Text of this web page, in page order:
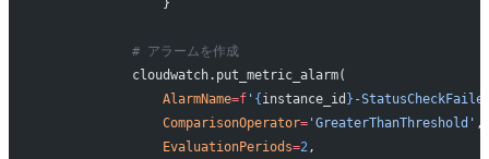
            # アラームを作成
            cloudwatch.put_metric_alarm(
                AlarmName
=f' {instance_id } -
                ComparisonOperator
='GreaterThanThreshold' ,
                EvaluationPeriods
=2 ,